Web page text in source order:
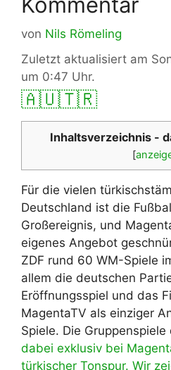
von Nils Römeling
Zuletzt aktualisiert am
um 0:47 Uhr.
🇦🇺🇹🇷
Inhaltsverzeichnis -
[
Für die vielen
Deutschland ist die
Großereignis, und
eigenes Angebot
ZDF rund 60 WM-Spiele
allem die deutschen
Eröffnungsspiel und das
MagentaTV als einziger
Spiele. Die Gruppenspiele
dabei exklusiv bei
türkischer Tonspur. Wir